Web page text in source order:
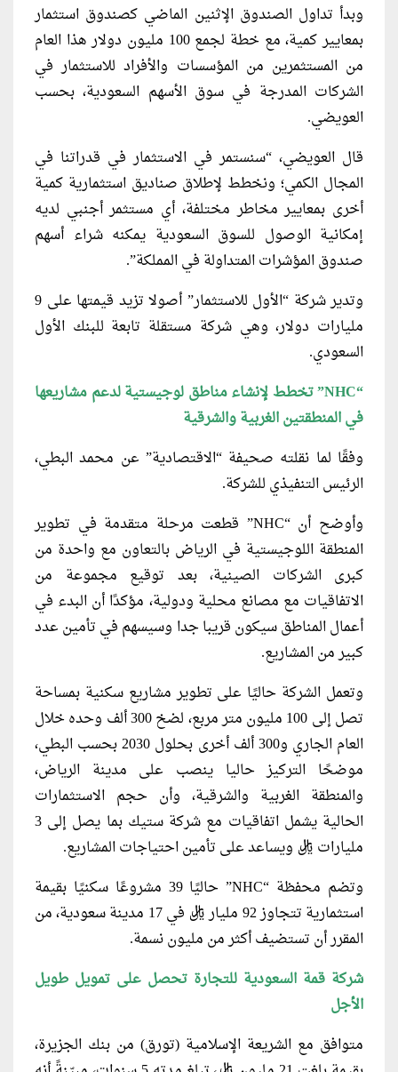
وبدأ تداول الصندوق الإثنين الماضي كصندوق استثمار
بمعايير كمية، مع خطة لجمع 100 مليون دولار هذا العام
من المستثمرين من المؤسسات والأفراد للاستثمار في
الشركات المدرجة في سوق الأسهم السعودية، بحسب
العويضي.
قال العويضي، “سنستمر في الاستثمار في قدراتنا في
المجال الكمي؛ ونخطط لإطلاق صناديق استثمارية كمية
أخرى بمعايير مخاطر مختلفة، أي مستثمر أجنبي لديه
إمكانية الوصول للسوق السعودية يمكنه شراء أسهم
صندوق المؤشرات المتداولة في المملكة”.
وتدير شركة “الأول للاستثمار” أصولا تزيد قيمتها على 9
مليارات دولار، وهي شركة مستقلة تابعة للبنك الأول
السعودي.
“NHC”
تخطط لإنشاء مناطق لوجيستية لدعم مشاريعها
في المنطقتين الغربية والشرقية
وفقًا لما نقلته صحيفة “الاقتصادية” عن محمد البطي،
الرئيس التنفيذي للشركة.
وأوضح أن “NHC” قطعت مرحلة متقدمة في تطوير
المنطقة اللوجيستية في الرياض بالتعاون مع واحدة من
كبرى الشركات الصينية، بعد توقيع مجموعة من
الاتفاقيات مع مصانع محلية ودولية، مؤكدًا أن البدء في
أعمال المناطق سيكون قريبا جدا وسيسهم في تأمين عدد
كبير من المشاريع.
وتعمل الشركة حاليًا على تطوير مشاريع سكنية بمساحة
تصل إلى 100 مليون متر مربع، لضخ 300 ألف وحده خلال
العام الجاري و300 ألف أخرى بحلول 2030 بحسب البطي،
موضحًا التركيز حاليا ينصب على مدينة الرياض،
والمنطقة الغربية والشرقية، وأن حجم الاستثمارات
الحالية يشمل اتفاقيات مع شركة ستيك بما يصل إلى 3
مليارات ريال ويساعد على تأمين احتياجات المشاريع.
وتضم محفظة “NHC” حاليًا 39 مشروعًا سكنيًا بقيمة
استثمارية تتجاوز 92 مليار ريال في 17 مدينة سعودية، من
المقرر أن تستضيف أكثر من مليون نسمة.
شركة قمة السعودية للتجارة تحصل على تمويل طويل
الأجل
متوافق مع الشريعة الإسلامية (تورق) من بنك الجزيرة،